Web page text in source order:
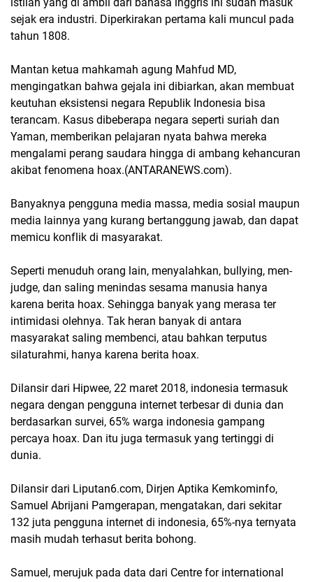
sejak era industri. Diperkirakan pertama kali muncul pada
tahun 1808.
Mantan ketua mahkamah agung Mahfud MD,
mengingatkan bahwa gejala ini dibiarkan, akan membuat
keutuhan eksistensi negara Republik Indonesia bisa
terancam. Kasus dibeberapa negara seperti suriah dan
Yaman, memberikan pelajaran nyata bahwa mereka
mengalami perang saudara hingga di ambang kehancuran
akibat fenomena hoax.(ANTARANEWS.com).
Banyaknya pengguna media massa, media sosial maupun
media lainnya yang kurang bertanggung jawab, dan dapat
memicu konflik di masyarakat.
Seperti menuduh orang lain, menyalahkan, bullying, men-
judge, dan saling menindas sesama manusia hanya
karena berita hoax. Sehingga banyak yang merasa ter
intimidasi olehnya. Tak heran banyak di antara
masyarakat saling membenci, atau bahkan terputus
silaturahmi, hanya karena berita hoax.
Dilansir dari Hipwee, 22 maret 2018, indonesia termasuk
negara dengan pengguna internet terbesar di dunia dan
berdasarkan survei, 65% warga indonesia gampang
percaya hoax. Dan itu juga termasuk yang tertinggi di
dunia.
Dilansir dari Liputan6.com, Dirjen Aptika Kemkominfo,
Samuel Abrijani Pamgerapan, mengatakan, dari sekitar
132 juta pengguna internet di indonesia, 65%-nya ternyata
masih mudah terhasut berita bohong.
Samuel, merujuk pada data dari Centre for international